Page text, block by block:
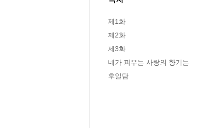
제1화
제2화
제3화
네가 피우는 사랑의 향기는
후일담